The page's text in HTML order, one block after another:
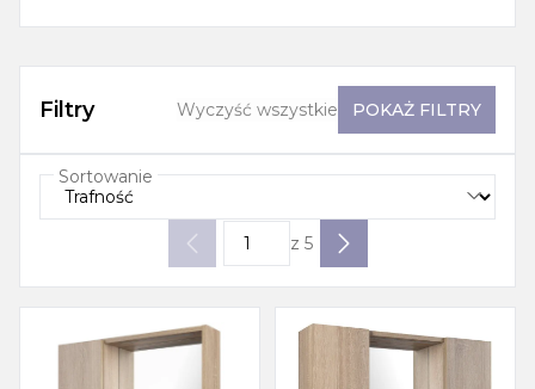
Filtry Wyczyść wszystkie POKAŻ FILTRY
Sortowanie
z 5